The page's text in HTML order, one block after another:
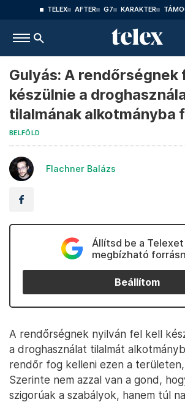
TELEX AFTER G7 KARAKTER
Gulyás: A rendőrségnek
készülnie a
tilalmának alkotmányba
BELFÖLD
Flachner Balázs
Állítsd be a Telexet
megbízható
Beállítom
A rendőrségnek nyilván fel kell
a droghasználat tilalmát
rendőr fog kelleni ezen a
Szerinte nem azzal van a gond,
szigorúak a szabályok, hanem túl